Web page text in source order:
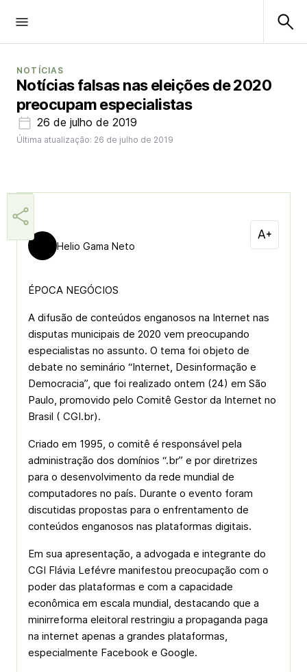
NOTÍCIAS
Notícias falsas nas eleições de 2020
preocupam especialistas
26 de julho de 2019
Última atualização: 26 de julho de 2019
Helio Gama Neto
ÉPOCA NEGÓCIOS
A difusão de conteúdos enganosos na Internet nas
disputas municipais de 2020 vem preocupando
especialistas no assunto. O tema foi objeto de
debate no seminário “Internet, Desinformação e
Democracia”, que foi realizado ontem (24) em São
Paulo, promovido pelo Comitê Gestor da Internet no
Brasil ( CGI.br).
Criado em 1995, o comitê é responsável pela
administração dos domínios “.br” e por diretrizes
para o desenvolvimento da rede mundial de
computadores no país. Durante o evento foram
discutidas propostas para o enfrentamento de
conteúdos enganosos nas plataformas digitais.
Em sua apresentação, a advogada e integrante do
CGI Flávia Lefévre manifestou preocupação com o
poder das plataformas e com a capacidade
econômica em escala mundial, destacando que a
minirreforma eleitoral restringiu a propaganda paga
na internet apenas a grandes plataformas,
especialmente Facebook e Google.